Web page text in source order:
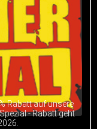
Rabatt auf unsere
- Rabatt geht